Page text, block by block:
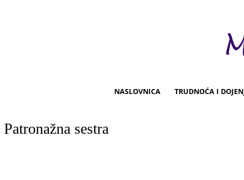
NASLOVNICA TRUDNOĆA I
Patronažna sestra